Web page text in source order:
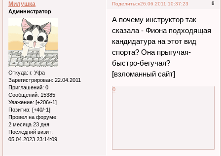
Поделиться 8
26.06.2011 10:37:23
Милушка
Администратор
Откуда: г. Уфа
Зарегистрирован: 22.04.2011
Приглашений: 0
Сообщений: 15385
Уважение: [+206/-1]
Позитив: [+40/-1]
Провел на форуме:
2 месяца 23 дня
Последний визит:
05.04.2023 23:14:09
А почему инструктор так
сказала - Фиона подходящая
кандидатура на этот вид
спорта? Она прыгучая-
быстро-бегучая?
[взломанный сайт]
0